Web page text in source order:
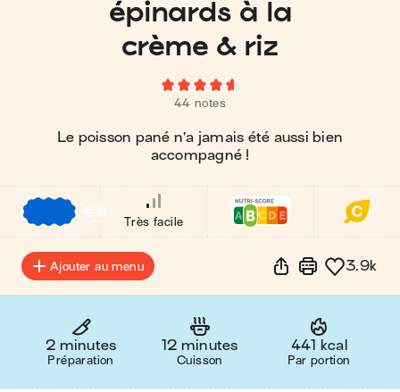
épinards à la
crème & riz
44 notes
Le poisson pané n’a jamais été aussi bien
accompagné !
€€
Très facile
Ajouter au menu 3.9k
2 minutes
Préparation
12 minutes
Cuisson
441 kcal
Par portion